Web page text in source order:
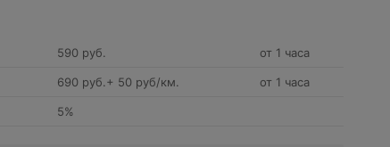
590 руб. от 1 часа
690 руб.+ 50 руб/км. от 1 часа
5%